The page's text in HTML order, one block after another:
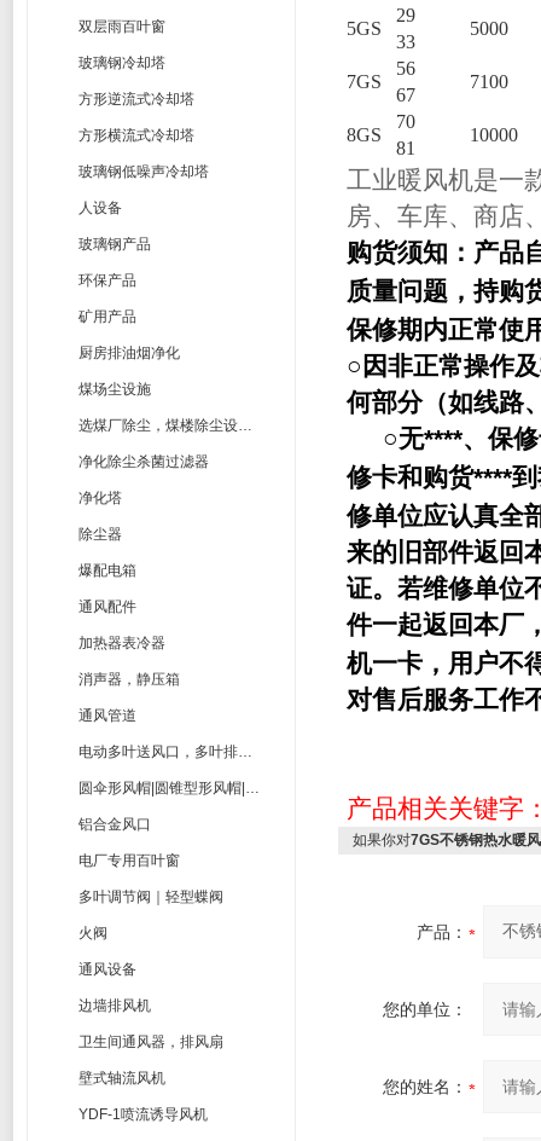
双层雨百叶窗
玻璃钢冷却塔
方形逆流式冷却塔
方形横流式冷却塔
玻璃钢低噪声冷却塔
人设备
玻璃钢产品
环保产品
矿用产品
厨房排油烟净化
煤场尘设施
选煤厂除尘，煤楼除尘设计制造方案
净化除尘杀菌过滤器
净化塔
除尘器
爆配电箱
通风配件
加热器表冷器
消声器，静压箱
通风管道
电动多叶送风口，多叶排烟口
圆伞形风帽|圆锥型形风帽|筒形风帽
铝合金风口
电厂专用百叶窗
多叶调节阀｜轻型蝶阀
火阀
通风设备
边墙排风机
卫生间通风器，排风扇
壁式轴流风机
YDF-1喷流诱导风机
5GS
29
5000
33
7GS
56
7100
67
8GS
70
10000
81
工业暖风机是一
房、车库、商店
购货须知：产品
质量问题，持购
保修期内正常使
○因非正常操作
何部分（如线路
○无****、保
修卡和购货****
修单位应认真全
来的旧部件返回
证。若维修单位
件一起返回本厂
机一卡，用户不
对售后服务工作
产品相关关键字
如果你对7GS不锈钢热水暖
产品：
您的单位：
您的姓名：